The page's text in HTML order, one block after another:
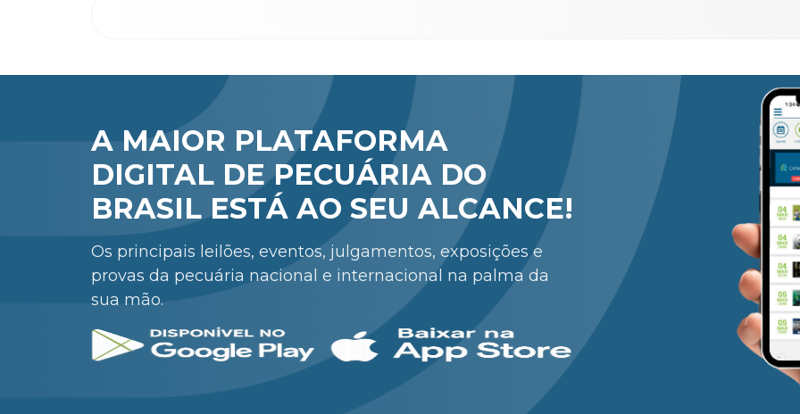
A MAIOR PLATAFORMA
DIGITAL DE PECUÁRIA DO
BRASIL ESTÁ AO SEU ALCANCE!
Os principais leilões, eventos, julgamentos, exposições e
provas da pecuária nacional e internacional na palma da
sua mão.